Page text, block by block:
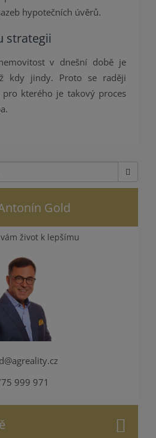
hypotečních úvěrů.
strategii
v dnešní době je
kdy jindy. Proto se raději
kterého je takový proces
Gold
život k lepšímu
999 971